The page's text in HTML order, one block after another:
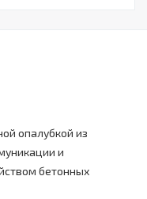
опалубкой из
и
бетонных